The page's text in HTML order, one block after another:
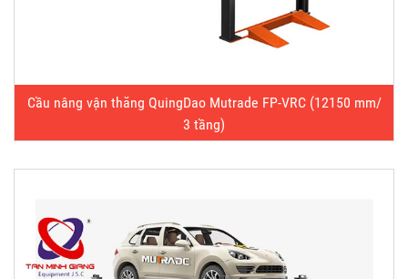
Cầu nâng vận thăng QuingDao Mutrade FP-VRC (12150 mm/
3 tầng)